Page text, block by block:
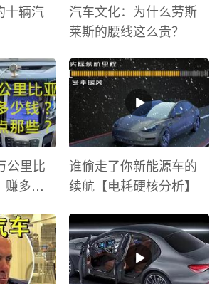
十辆汽
汽车文化：为什么劳斯
莱斯的腰线这么贵？
公里比
赚多少
谁偷走了你新能源车的
续航【电耗硬核分析】